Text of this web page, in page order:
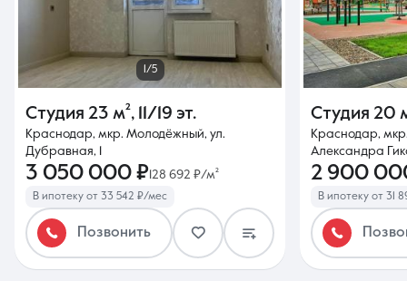
1/5
Студия 23 м², 11/19 эт.
Краснодар, мкр. Молодёжный, ул.
Дубравная, 1
3 050 000 ₽128 692 ₽/м²
В ипотеку от 33 542 ₽/мес
Позвонить
Студия 20
Краснодар,
Александра
2 900
В ипотеку от 31